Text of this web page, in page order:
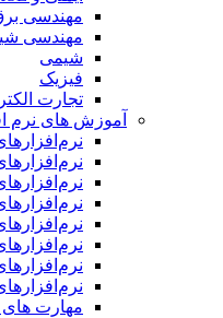
مهندسی برق
مهندسی شیمی
شیمی
فیزیک
تجارت الکترونیک
آموزش های نرم
نرم‌افزارهای
نرم‌افزارهای
نرم‌افزارهای
نرم‌افزارهای
نرم‌افزارهای
نرم‌افزارهای
نرم‌افزارهای
نرم‌افزارهای
مهارت های